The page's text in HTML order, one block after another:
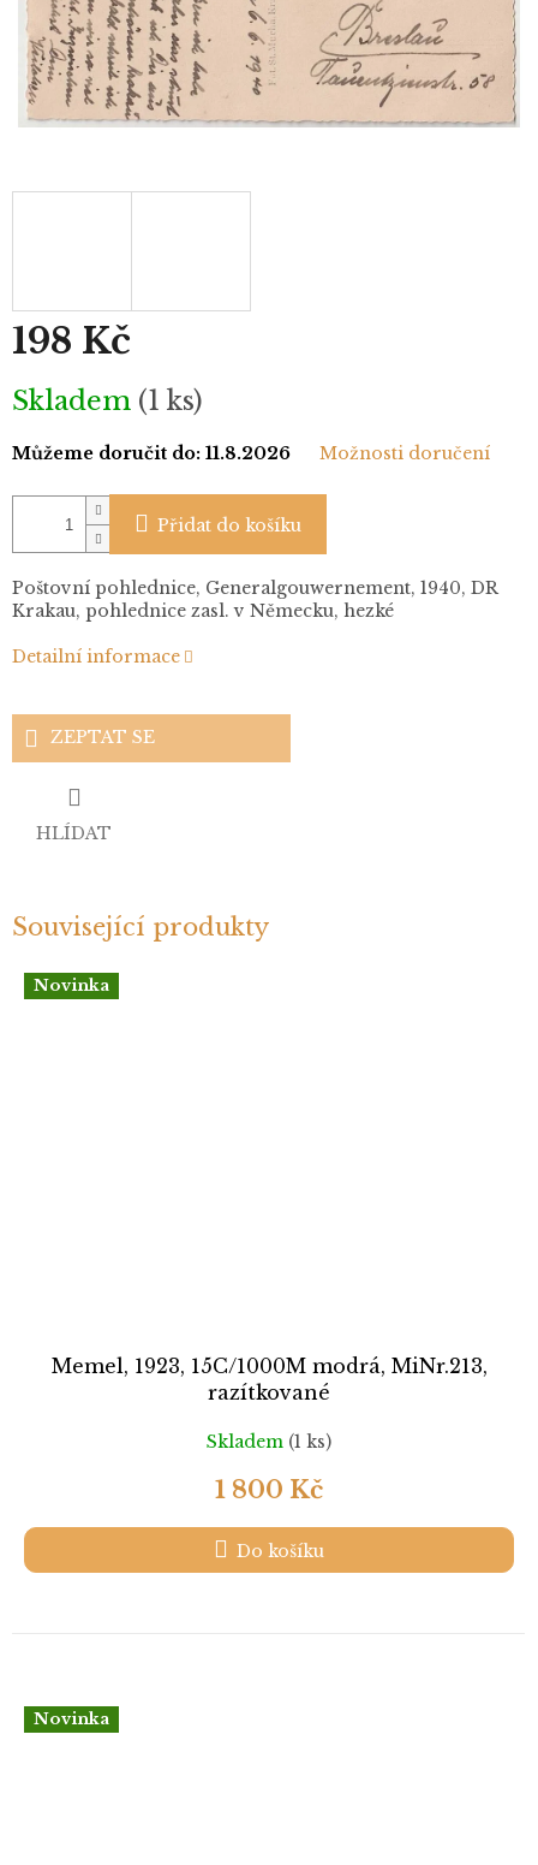
198 Kč
Měrná
cena:
Skladem (1 ks)
Můžeme doručit do: 11.8.2026 Možnosti doručení
Přidat do košíku
Poštovní pohlednice, Generalgouwernement, 1940, DR
Krakau, pohlednice zasl. v Německu, hezké
Detailní informace
ZEPTAT SE
HLÍDAT
Související produkty
Novinka
Memel, 1923, 15C/1000M modrá, MiNr.213,
razítkované
Skladem (1 ks)
1 800 Kč
Do košíku
Novinka